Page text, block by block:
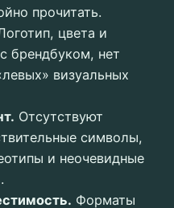
прочитать.
цвета и
брендбуком, нет
визуальных
Отсутствуют
символы,
и неочевидные
Форматы